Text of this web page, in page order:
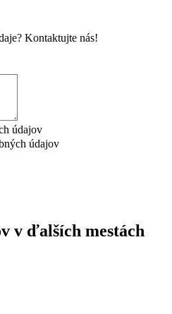
Kontaktujte nás!
údajov
údajov
v ďalších mestách